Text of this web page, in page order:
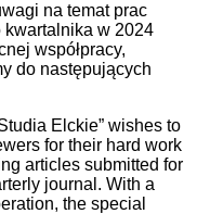
na temat prac
kwartalnika w 2024
współpracy,
do następujących
Elckie” wishes to
for their hard work
articles submitted for
journal. With a
the special